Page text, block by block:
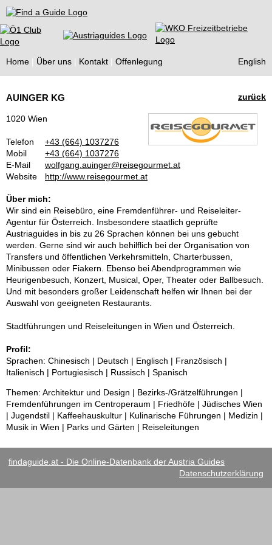
Find a Guide
Home Über uns Kontakt Offenlegung English
Guides
zurück
AUINGER KG
1020 Wien
Telefon
+43 (664) 1037276
Mobil
+43 (664) 1037276
E-Mail
wolfgang.auinger@reisegourmet.at
Website
http://www.reisegourmet.at
Über mich:
Wir sind ein Reisebüro, eine Fremdenführer- und Reiseleiter-
Agentur für Österreich. Insbesondere staatlich geprüfte
Austriaguides in bis zu 26 Sprachen können bei uns gebucht
werden. Gerne sind wir auch behilflich bei der Organisation von
Transfers und öffentlichen Verkehrsmitteln, Charterbussen,
Minibussen oder Fiakern. Ebenso bei Abendprogrammen wie
Heurigenbesuch, Konzert, Musical, Oper, Theater oder Ballbesuch.
Und mit besonders großer Leidenschaft helfen wir Ihnen bei der
Auswahl von geeigneten Restaurants.
Stadtführungen und Reiseleitungen in Wien und Österreich.
Profil:
Sprachen: Chinesisch | Deutsch | Englisch | Französisch |
Italienisch | Portugiesisch | Russisch | Spanisch
Themen: Architektur und Design | Bezirks-/Grätzelführungen |
Fremdenführungen im Centroperaum | Friedhöfe | Jüdisches Wien
| Jugendstil | Kaffeehauskultur | Kulinarische Führungen | Medizin |
Musik in Wien | Parks und Gärten | Reiseleitungen
findaguide.at - Die Online-Datenbank der Austria Guides
Datenschutzerklärung